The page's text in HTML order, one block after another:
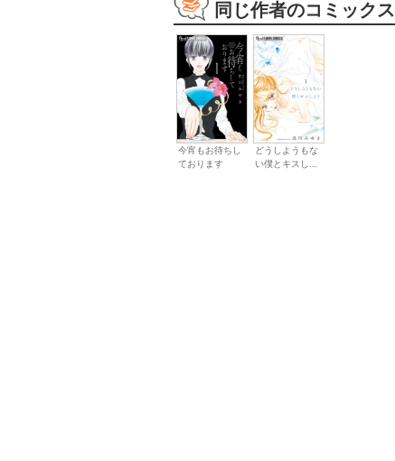
同じ作者のコミックス
今宵もお待ちし
ております
どうしようもな
い僕とキスし...